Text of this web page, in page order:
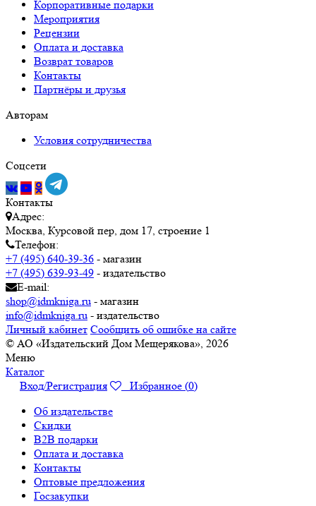
Корпоративные подарки
Мероприятия
Рецензии
Оплата и доставка
Возврат товаров
Контакты
Партнёры и друзья
Авторам
Условия сотрудничества
Соцсети
Контакты
Адрес:
Москва, Курсовой пер, дом 17, строение 1
Телефон:
+7 (495) 640-39-36 - магазин
+7 (495) 639-93-49 - издательство
E-mail:
shop@idmkniga.ru - магазин
info@idmkniga.ru - издательство
Личный кабинет Сообщить об ошибке на сайте
© АО «Издательский Дом Мещерякова», 2026
Меню
Каталог
Вход/Регистрация
Избранное (0)
Об издательстве
Скидки
B2B подарки
Оплата и доставка
Контакты
Оптовые предложения
Госзакупки